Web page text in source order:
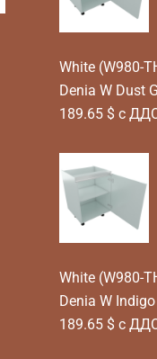
White (W980-
Denia W Dust
189.65 $ с
White (W980-
Denia W
189.65 $ с